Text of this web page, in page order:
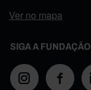
Ver no mapa
SIGA A FUNDAÇÃO